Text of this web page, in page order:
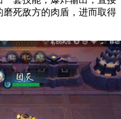
死敌方的肉盾，进而取得